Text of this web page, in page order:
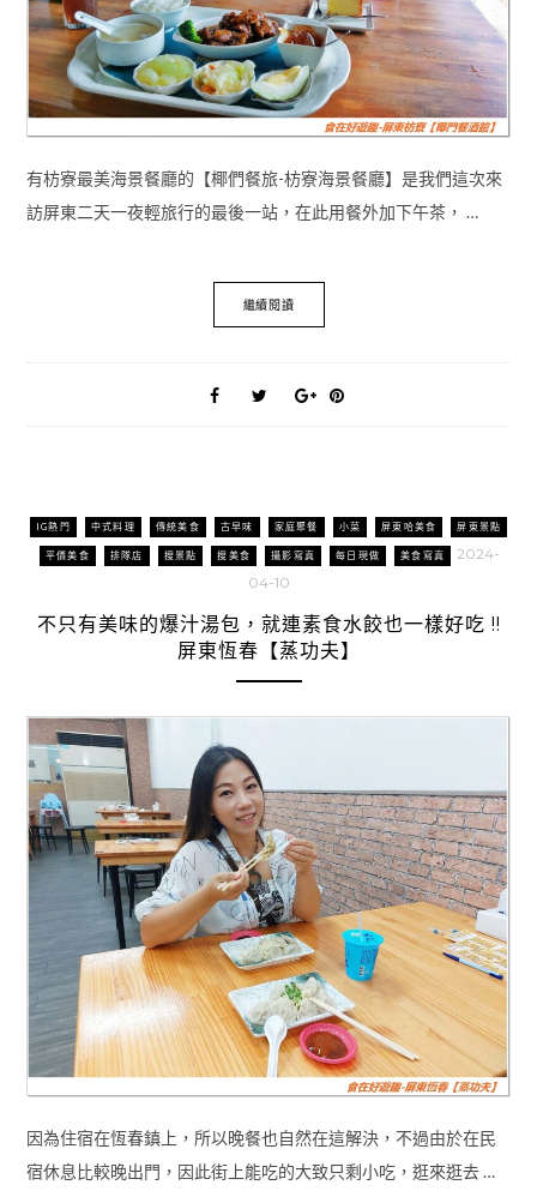
有枋寮最美海景餐廳的【椰們餐旅-枋寮海景餐廳】是我們這次來
訪屏東二天一夜輕旅行的最後一站，在此用餐外加下午茶， …
繼續閱讀
IG熱門 中式料理 傳統美食 古早味 家庭聚餐 小菜 屏東哈美食 屏東景點
平價美食 排隊店 搜景點 搜美食 攝影寫真 每日現做 美食寫真
2024-
04-10
不只有美味的爆汁湯包，就連素食水餃也一樣好吃 !!
屏東恆春【蒸功夫】
因為住宿在恆春鎮上，所以晚餐也自然在這解決，不過由於在民
宿休息比較晚出門，因此街上能吃的大致只剩小吃，逛來逛去 …